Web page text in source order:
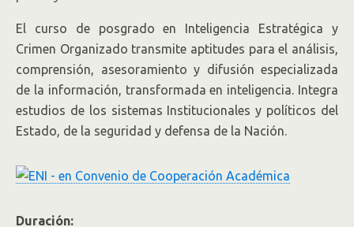
El curso de posgrado en Inteligencia Estratégica y
Crimen Organizado transmite aptitudes para el análisis,
comprensión, asesoramiento y difusión especializada
de la información, transformada en inteligencia. Integra
estudios de los sistemas Institucionales y políticos del
Estado, de la seguridad y defensa de la Nación.
Duración: